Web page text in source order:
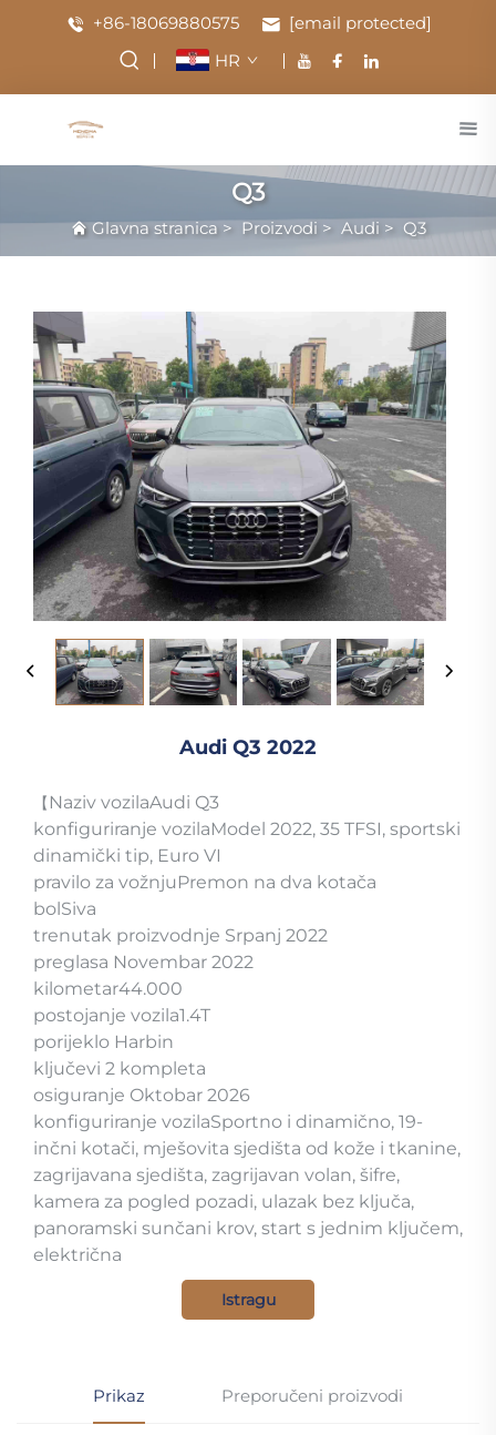
+86-18069880575
[email protected]
HR
Q3
Glavna stranica> Proizvodi > Audi > Q3
Audi Q3 2022
【 Naziv vozilaAudi Q3
konfiguriranje vozilaModel 2022, 35 TFSI, sportski
dinamički tip, Euro VI
pravilo za vožnjuPremon na dva kotača
bolSiva
trenutak proizvodnje Srpanj 2022
preglasa Novembar 2022
kilometar44.000
postojanje vozila1.4T
porijeklo Harbin
ključevi 2 kompleta
osiguranje Oktobar 2026
konfiguriranje vozilaSportno i dinamično, 19-
inčni kotači, mješovita sjedišta od kože i tkanine,
zagrijavana sjedišta, zagrijavan volan, šifre,
kamera za pogled pozadi, ulazak bez ključa,
panoramski sunčani krov, start s jednim ključem,
električna
Istragu
Prikaz Preporučeni proizvodi